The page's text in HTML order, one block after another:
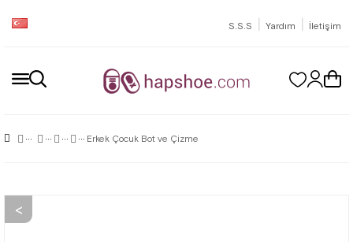
S.S.S | Yardım | İletişim
Erkek Çocuk Bot ve Çizme